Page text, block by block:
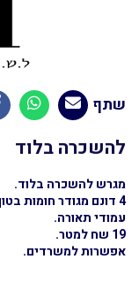
להשכרה בלוד
מגרש להשכרה בלוד.
4 דונם מגודר חומות
עמודי תאורה.
19 שח למטר.
אפשרות למשרדים.
שתף